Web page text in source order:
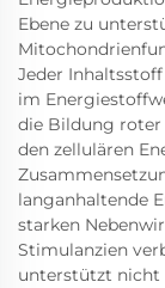
Ebene zu
Jeder
im
die Bildung roter
den zellulären
langanhaltende
starken
Stimulanzien
unterstützt nicht